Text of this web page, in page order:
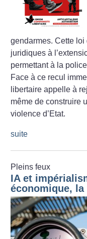
gendarmes. Cette
juridiques à
permettant à la
Face à ce recul
libertaire appelle à
même de construire
violence d’Etat.
suite
Pleins feux
IA et
économique,